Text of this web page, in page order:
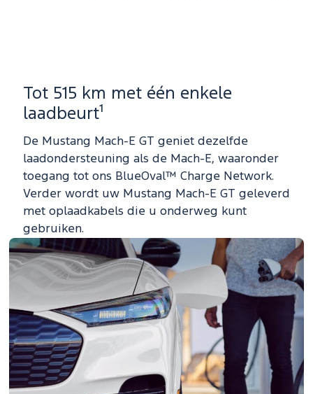
Tot 515 km met één enkele
laadbeurt¹
De Mustang Mach-E GT geniet dezelfde
laadondersteuning als de Mach-E, waaronder
toegang tot ons BlueOval™ Charge Network.
Verder wordt uw Mustang Mach-E GT geleverd
met oplaadkabels die u onderweg kunt
gebruiken.